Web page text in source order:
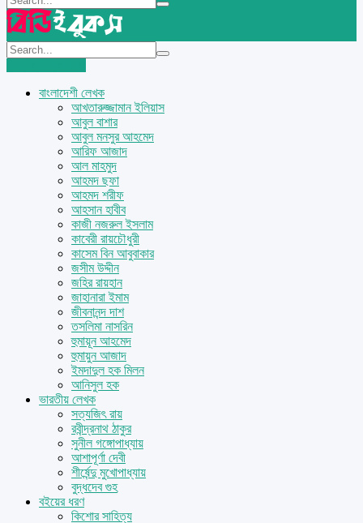
বাংলাদেশী লেখক
আখতারুজ্জামান ইলিয়াস
আবুল বাশার
আবুল মনসুর আহমেদ
আরিফ আজাদ
আল মাহমুদ
আহমদ ছফা
আহমদ শরীফ
আহসান হাবীব
কাজী নজরুল ইসলাম
কাবেরী রায়চৌধুরী
কাসেম বিন আবুবাকার
জসীম উদ্দীন
জহির রায়হান
জাহানারা ইমাম
জীবনানন্দ দাশ
তসলিমা নাসরিন
হুমায়ূন আহমেদ
হুমায়ুন আজাদ
ইমদাদুল হক মিলন
আনিসুল হক
ভারতীয় লেখক
সত্যজিৎ রায়
রবীন্দ্রনাথ ঠাকুর
সুনীল গঙ্গোপাধ্যায়
আশাপূর্ণা দেবী
শীর্ষেন্দু মুখোপাধ্যায়
বুদ্ধদেব গুহ
বইয়ের ধরণ
কিশোর সাহিত্য